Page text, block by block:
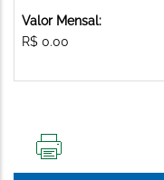
Valor Mensal:
R$ 0.00